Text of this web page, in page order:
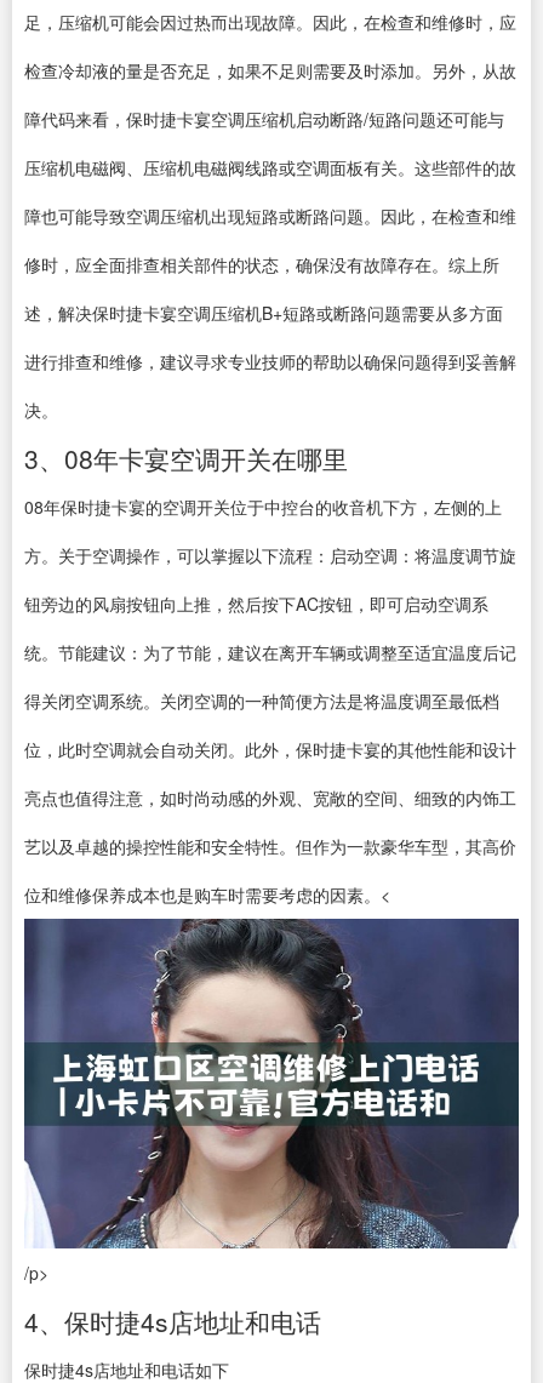
足，压缩机可能会因过热而出现故障。因此，在检查和维修时，应
检查冷却液的量是否充足，如果不足则需要及时添加。另外，从故
障代码来看，保时捷卡宴空调压缩机启动断路/短路问题还可能与
压缩机电磁阀、压缩机电磁阀线路或空调面板有关。这些部件的故
障也可能导致空调压缩机出现短路或断路问题。因此，在检查和维
修时，应全面排查相关部件的状态，确保没有故障存在。综上所
述，解决保时捷卡宴空调压缩机B+短路或断路问题需要从多方面
进行排查和维修，建议寻求专业技师的帮助以确保问题得到妥善解
决。
3、08年卡宴空调开关在哪里
08年保时捷卡宴的空调开关位于中控台的收音机下方，左侧的上
方。关于空调操作，可以掌握以下流程：启动空调：将温度调节旋
钮旁边的风扇按钮向上推，然后按下AC按钮，即可启动空调系
统。节能建议：为了节能，建议在离开车辆或调整至适宜温度后记
得关闭空调系统。关闭空调的一种简便方法是将温度调至最低档
位，此时空调就会自动关闭。此外，保时捷卡宴的其他性能和设计
亮点也值得注意，如时尚动感的外观、宽敞的空间、细致的内饰工
艺以及卓越的操控性能和安全特性。但作为一款豪华车型，其高价
位和维修保养成本也是购车时需要考虑的因素。<
/p>
4、保时捷4s店地址和电话
保时捷4s店地址和电话如下